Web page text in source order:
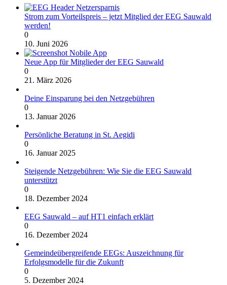
Strom zum Vorteilspreis – jetzt Mitglied der EEG Sauwald
werden!
0
10. Juni 2026
Neue App für Mitglieder der EEG Sauwald
0
21. März 2026
Deine Einsparung bei den Netzgebühren
0
13. Januar 2026
Persönliche Beratung in St. Aegidi
0
16. Januar 2025
Steigende Netzgebühren: Wie Sie die EEG Sauwald
unterstützt
0
18. Dezember 2024
EEG Sauwald – auf HT1 einfach erklärt
0
16. Dezember 2024
Gemeindeübergreifende EEGs: Auszeichnung für
Erfolgsmodelle für die Zukunft
0
5. Dezember 2024